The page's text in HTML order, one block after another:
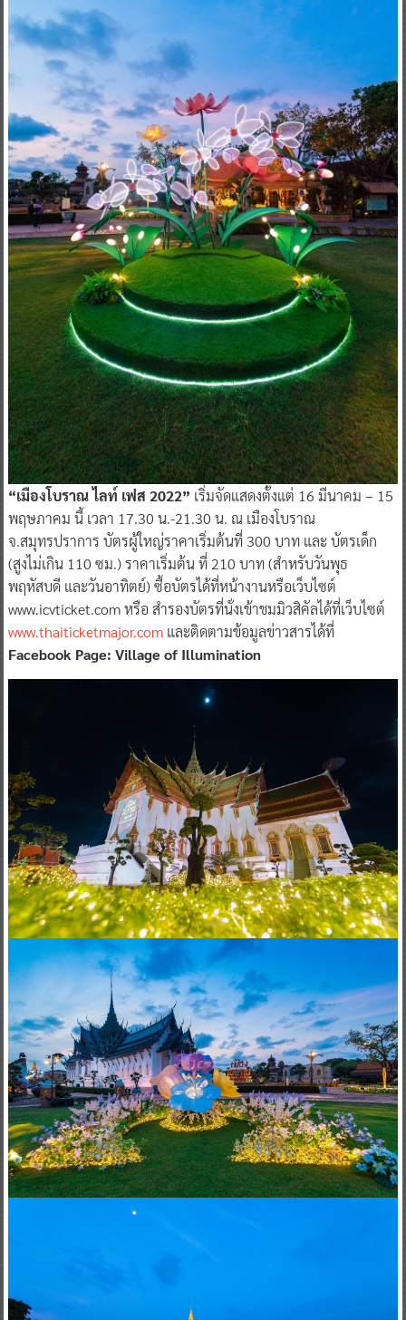
“เมืองโบราณ ไลท์ เฟส 2022” เริ่มจัดแสดงตั้งแต่ 16 มีนาคม – 15
พฤษภาคม นี้ เวลา 17.30 น.-21.30 น. ณ เมืองโบราณ
จ.สมุทรปราการ บัตรผู้ใหญ่ราคาเริ่มต้นที่ 300 บาท และ บัตรเด็ก
(สูงไม่เกิน 110 ซม.) ราคาเริ่มต้น ที่ 210 บาท (สําหรับวันพุธ
พฤหัสบดี และวันอาทิตย์) ซื้อบัตรได้ที่หน้างานหรือเว็บไซต์
www.icvticket.com หรือ สํารองบัตรที่นั่งเข้าชมมิวสิคัลได้ที่เว็บไซต์
www.thaiticketmajor.comและติดตามข้อมูลข่าวสารได้ที่
Facebook Page: Village of Illumination